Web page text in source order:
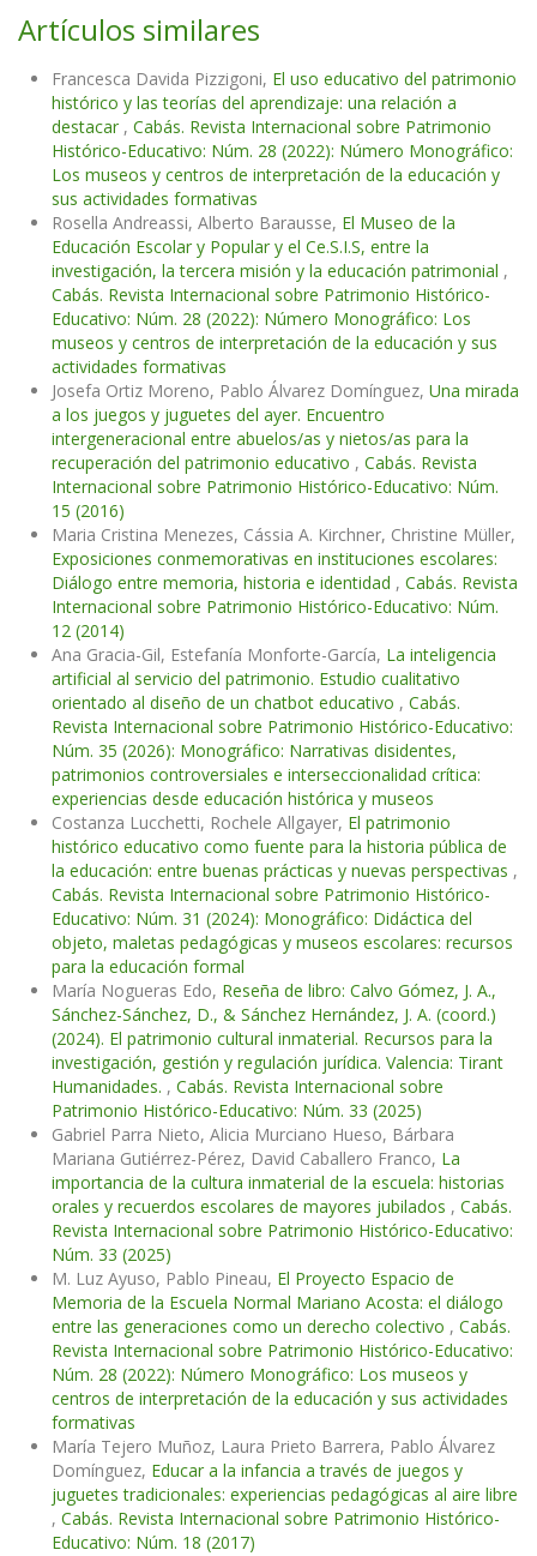
Artículos similares
Francesca Davida Pizzigoni, El uso educativo del patrimonio
histórico y las teorías del aprendizaje: una relación a
destacar , Cabás. Revista Internacional sobre Patrimonio
Histórico-Educativo: Núm. 28 (2022): Número Monográfico:
Los museos y centros de interpretación de la educación y
sus actividades formativas
Rosella Andreassi, Alberto Barausse, El Museo de la
Educación Escolar y Popular y el Ce.S.I.S, entre la
investigación, la tercera misión y la educación patrimonial ,
Cabás. Revista Internacional sobre Patrimonio Histórico-
Educativo: Núm. 28 (2022): Número Monográfico: Los
museos y centros de interpretación de la educación y sus
actividades formativas
Josefa Ortiz Moreno, Pablo Álvarez Domínguez, Una mirada
a los juegos y juguetes del ayer. Encuentro
intergeneracional entre abuelos/as y nietos/as para la
recuperación del patrimonio educativo , Cabás. Revista
Internacional sobre Patrimonio Histórico-Educativo: Núm.
15 (2016)
Maria Cristina Menezes, Cássia A. Kirchner, Christine Müller,
Exposiciones conmemorativas en instituciones escolares:
Diálogo entre memoria, historia e identidad , Cabás. Revista
Internacional sobre Patrimonio Histórico-Educativo: Núm.
12 (2014)
Ana Gracia-Gil, Estefanía Monforte-García, La inteligencia
artificial al servicio del patrimonio. Estudio cualitativo
orientado al diseño de un chatbot educativo , Cabás.
Revista Internacional sobre Patrimonio Histórico-Educativo:
Núm. 35 (2026): Monográfico: Narrativas disidentes,
patrimonios controversiales e interseccionalidad crítica:
experiencias desde educación histórica y museos
Costanza Lucchetti, Rochele Allgayer, El patrimonio
histórico educativo como fuente para la historia pública de
la educación: entre buenas prácticas y nuevas perspectivas ,
Cabás. Revista Internacional sobre Patrimonio Histórico-
Educativo: Núm. 31 (2024): Monográfico: Didáctica del
objeto, maletas pedagógicas y museos escolares: recursos
para la educación formal
María Nogueras Edo, Reseña de libro: Calvo Gómez, J. A.,
Sánchez-Sánchez, D., & Sánchez Hernández, J. A. (coord.)
(2024). El patrimonio cultural inmaterial. Recursos para la
investigación, gestión y regulación jurídica. Valencia: Tirant
Humanidades. , Cabás. Revista Internacional sobre
Patrimonio Histórico-Educativo: Núm. 33 (2025)
Gabriel Parra Nieto, Alicia Murciano Hueso, Bárbara
Mariana Gutiérrez-Pérez, David Caballero Franco, La
importancia de la cultura inmaterial de la escuela: historias
orales y recuerdos escolares de mayores jubilados , Cabás.
Revista Internacional sobre Patrimonio Histórico-Educativo:
Núm. 33 (2025)
M. Luz Ayuso, Pablo Pineau, El Proyecto Espacio de
Memoria de la Escuela Normal Mariano Acosta: el diálogo
entre las generaciones como un derecho colectivo , Cabás.
Revista Internacional sobre Patrimonio Histórico-Educativo:
Núm. 28 (2022): Número Monográfico: Los museos y
centros de interpretación de la educación y sus actividades
formativas
María Tejero Muñoz, Laura Prieto Barrera, Pablo Álvarez
Domínguez, Educar a la infancia a través de juegos y
juguetes tradicionales: experiencias pedagógicas al aire libre
, Cabás. Revista Internacional sobre Patrimonio Histórico-
Educativo: Núm. 18 (2017)